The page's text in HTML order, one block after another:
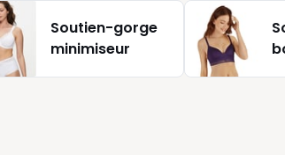
Soutien-gorge
minimiseur